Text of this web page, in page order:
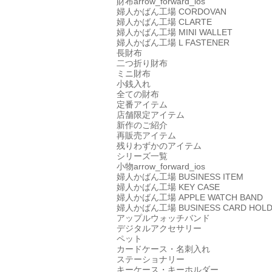
婦人かばん工場 CORDOVAN
婦人かばん工場 CLARTE
婦人かばん工場 MINI WALLET
婦人かばん工場 L FASTENER
長財布
二つ折り財布
ミニ財布
小銭入れ
全ての財布
定番アイテム
店舗限定アイテム
新作のご紹介
再販売アイテム
残りわずかのアイテム
シリーズ一覧
小物arrow_forward_ios
婦人かばん工場 BUSINESS ITEM
婦人かばん工場 KEY CASE
婦人かばん工場 APPLE WATCH BAND
婦人かばん工場 BUSINESS CARD
アップルウォッチバンド
デジタルアクセサリー
ペット
カードケース・名刺入れ
ステーショナリー
キーケース・キーホルダー